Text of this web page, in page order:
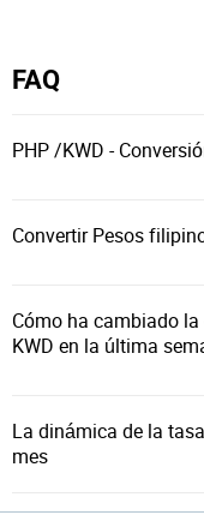
FAQ
PHP /KWD -
Convertir Pesos
Cómo ha cambiado
KWD en la última
La dinámica de la
mes